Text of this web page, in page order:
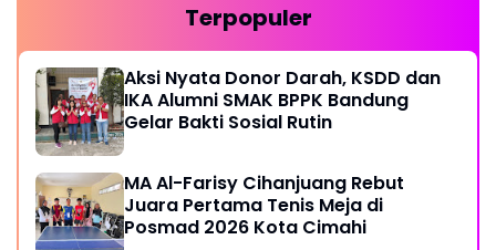
Terpopuler
Aksi Nyata Donor Darah, KSDD dan
IKA Alumni SMAK BPPK Bandung
Gelar Bakti Sosial Rutin
MA Al-Farisy Cihanjuang Rebut
Juara Pertama Tenis Meja di
Posmad 2026 Kota Cimahi